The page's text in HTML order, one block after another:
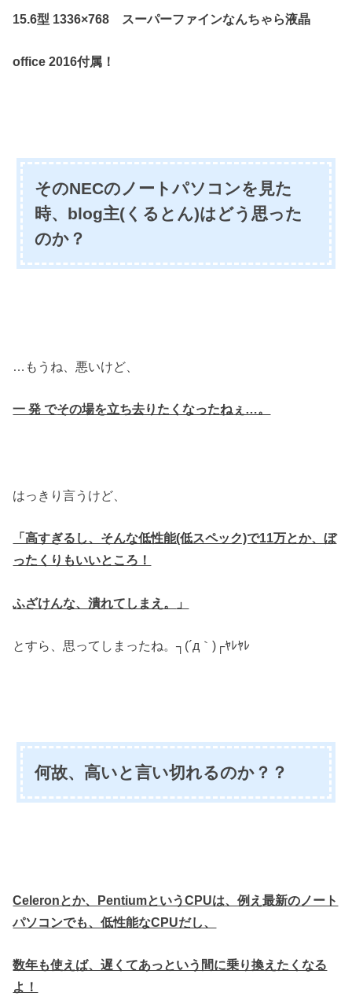
15.6型 1336×768 スーパーファインなんちゃら液晶
office 2016付属！
そのNECのノートパソコンを見た
時、blog主(くるとん)はどう思った
のか？
…もうね、悪いけど、
一 発 でその場を立ち去りたくなったねぇ…。
はっきり言うけど、
「高すぎるし、そんな低性能(低スペック)で11万とか、ぼ
ったくりもいいところ！
ふざけんな、潰れてしまえ。 」
とすら、思ってしまったね。┐(´д｀)┌ﾔﾚﾔﾚ
何故、高いと言い切れるのか？？
Celeronとか、PentiumというCPUは、例え最新のノート
パソコンでも、低性能なCPUだし、
数年も使えば、遅くてあっという間に乗り換えたくなる
よ！